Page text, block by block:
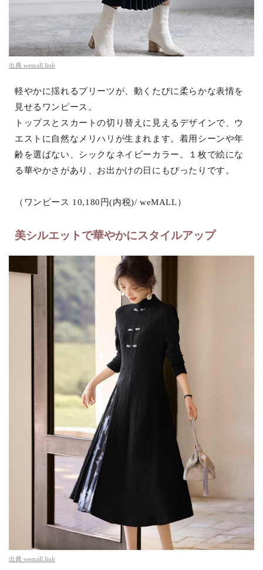
出典 wemall.link
軽やかに揺れるプリーツが、動くたびに柔らかな表情を
見せるワンピース。
トップスとスカートの切り替えに見えるデザインで、ウ
エストに自然なメリハリが生まれます。着用シーンや年
齢を選ばない、シックなネイビーカラー。１枚で絵にな
る華やかさがあり、お出かけの日にもぴったりです。
（ワンピース 10,180円(内税)/ weMALL）
美シルエットで華やかにスタイルアップ
出典 wemall.link